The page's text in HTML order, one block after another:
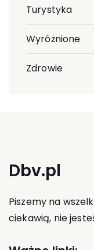
Turystyka
Wyróżnione
Zdrowie
Dbv.pl
Piszemy na
ciekawią, nie